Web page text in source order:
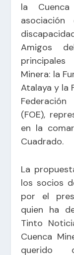
la
Amigos
Minera: la
Atalaya y la
(FOE),
en la
Cuadrado.
La
los socios
por el
quien ha
Tinto
Cuenca
querido